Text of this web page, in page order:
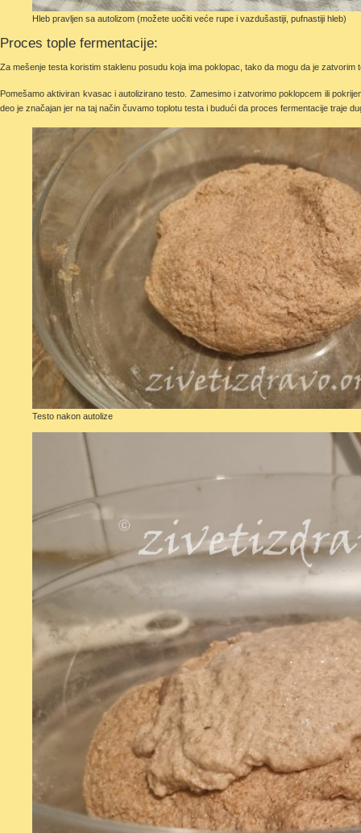
Hleb pravljen sa autolizom (možete uočiti veće rupe i vazdušastiji, pufnastiji hleb)
Proces tople fermentacije:
Za mešenje testa koristim staklenu posudu koja ima poklopac, tako da mogu da je zatvorim
Pomešamo aktiviran kvasac i autolizirano testo. Zamesimo i zatvorimo poklopcem ili
deo je značajan jer na taj način čuvamo toplotu testa i budući da proces fermentacije traje
Testo nakon autolize